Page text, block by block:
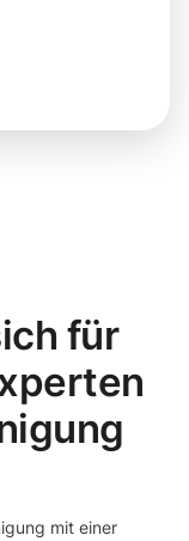
für
mit einer